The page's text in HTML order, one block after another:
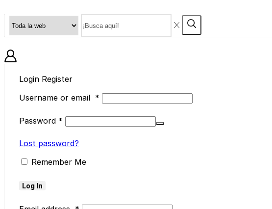
input
Login Register
Username or email *
Password *
Lost password?
Remember Me
Log In